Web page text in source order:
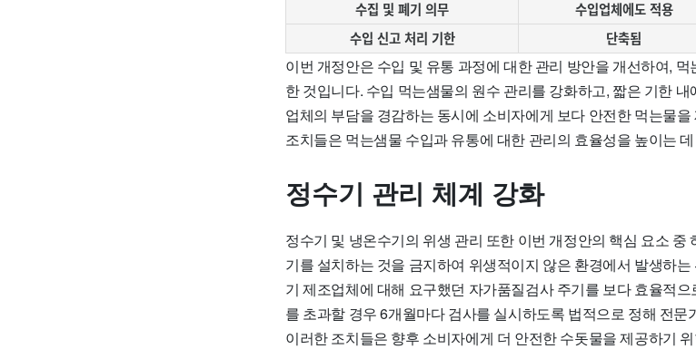
수집 및 폐기 의무
수입업체에도 적용
수입 신고 처리 기한
단축됨
이번 개정안은 수입 및 유통 과정에 대한 관리 방안을 개선하여,
한 것입니다. 수입 먹는샘물의 원수 관리를 강화하고, 짧은 기한
업체의 부담을 경감하는 동시에 소비자에게 보다 안전한 먹는물
조치들은 먹는샘물 수입과 유통에 대한 관리의 효율성을 높이는
정수기 관리 체계 강화
정수기 및 냉온수기의 위생 관리 또한 이번 개정안의 핵심 요소 중
기를 설치하는 것을 금지하여 위생적이지 않은 환경에서 발생하
기 제조업체에 대해 요구했던 자가품질검사 주기를 보다 효율적
를 초과할 경우 6개월마다 검사를 실시하도록 법적으로 정해 전
이러한 조치들은 향후 소비자에게 더 안전한 수돗물을 제공하기